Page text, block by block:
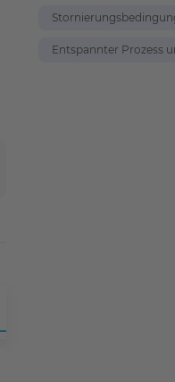
Entspannter Prozess